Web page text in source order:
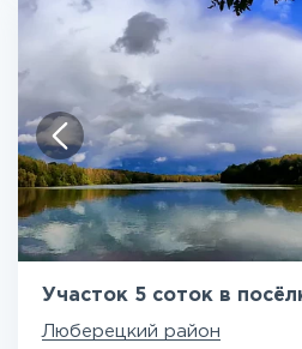
Участок 5 соток в
Люберецкий район